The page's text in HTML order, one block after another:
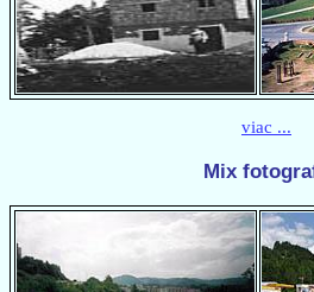
viac ...
Mix